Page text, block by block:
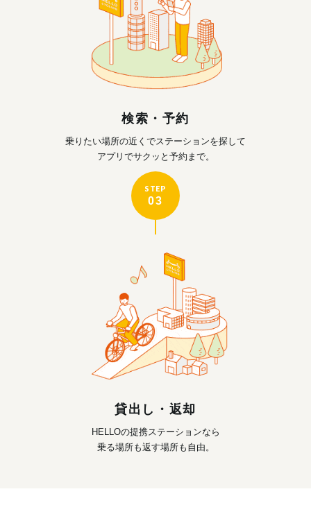
検索・予約
乗りたい場所の近くでステーションを探して
アプリでサクッと予約まで。
STEP
03
貸出し・返却
HELLOの提携ステーションなら
乗る場所も返す場所も自由。